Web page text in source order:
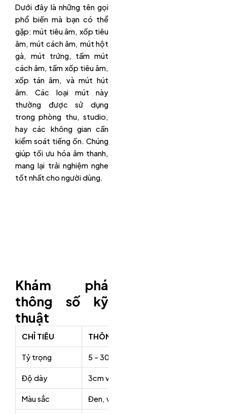
Dưới đây là những tên gọi
phổ biến mà bạn có thể
gặp: mút tiêu âm, xốp tiêu
âm, mút cách âm, mút hột
gà, mút trứng, tấm mút
cách âm, tấm xốp tiêu âm,
xốp tán âm, và mút hút
âm. Các loại mút này
thường được sử dụng
trong phòng thu, studio,
hay các không gian cần
kiểm soát tiếng ồn. Chúng
giúp tối ưu hóa âm thanh,
mang lại trải nghiệm nghe
tốt nhất cho người dùng.
Khám phá
thông số kỹ
thuật
CHỈ TIÊU THÔNG SỐ
Tỷ trọng 5 – 30 kg/m3
Độ dày 3cm và loại 5cm.
Màu sắc Đen, vàng, xanh, tím, trắng, đỏ…